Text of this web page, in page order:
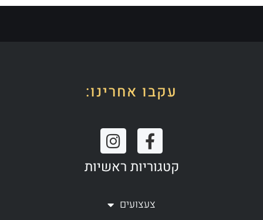
עקבו אחרינו:
F
a
c
b
o
I
n
s
a
קטגוריות ראשיות
צעצועים